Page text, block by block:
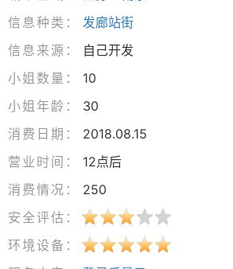
信息种类：
发廊站街
信息来源：
自己开发
小姐数量：
10
小姐年龄：
30
消费日期：
2018.08.15
营业时间：
12点后
消费情况：
250
安全评估：
环境设备：